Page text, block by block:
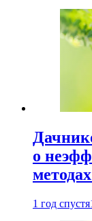
о
1 год спустя